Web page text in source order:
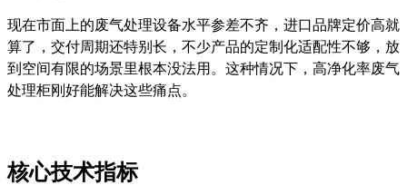
现在市面上的废气处理设备水平参差不齐，进口品牌定价高就
算了，交付周期还特别长，不少产品的定制化适配性不够，放
到空间有限的场景里根本没法用。这种情况下，高净化率废气
处理柜刚好能解决这些痛点。
核心技术指标